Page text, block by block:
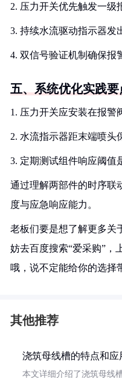
2. 压力开关优先触发一级
3. 持续水流驱动指示器发
4. 双信号验证机制确保报
五、系统优化实践要
1. 压力开关应安装在报警
2. 水流指示器距末端喷头
3. 定期测试组件响应阈值
通过理解两部件的时序联
度与应急响应能力。
老板们要是想了解更多关
妨去百度搜索“爱采购”，
哦，说不定能给你的选择
其他推荐
浇筑母线槽的特点和应
本文详细介绍了浇筑母线